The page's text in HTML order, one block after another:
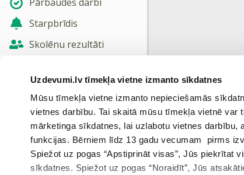
Uzdevumi.lv tīmekļa vietne izmanto sīkdatnes
Mūsu tīmekļa vietne izmanto nepieciešamās
vietnes darbību. Tai skaitā mūsu tīmekļa vietnē
mārketinga sīkdatnes, lai uzlabotu vietnes
funkcijas. Bērniem līdz 13 gadu vecumam pirms
Spiežot uz pogas “Apstiprināt visas”, Jūs piekrītat
sīkdatnes. Spiežot uz pogas “Noraidīt”, Jūs
Pārbaudes darbi
Starpbrīdis
Skolēnu rezultāti
Nosūtīt atsauksmi
Skatīt vairāk